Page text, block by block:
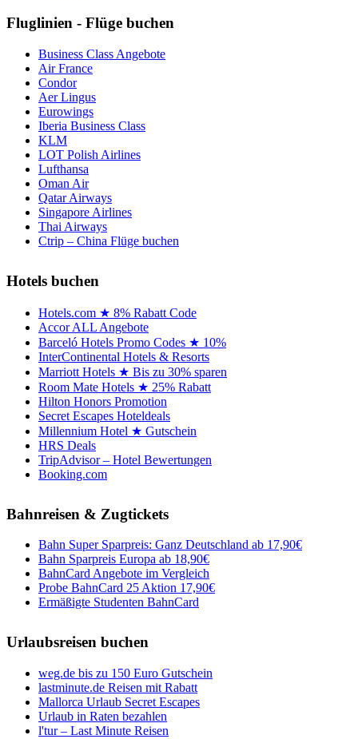
Fluglinien - Flüge buchen
Business Class Angebote
Air France
Condor
Aer Lingus
Eurowings
Iberia Business Class
KLM
LOT Polish Airlines
Lufthansa
Oman Air
Qatar Airways
Singapore Airlines
Thai Airways
Ctrip – China Flüge buchen
Hotels buchen
Hotels.com ★ 8% Rabatt Code
Accor ALL Angebote
Barceló Hotels Promo Codes ★ 10%
InterContinental Hotels & Resorts
Marriott Hotels ★ Bis zu 30% sparen
Room Mate Hotels ★ 25% Rabatt
Hilton Honors Promotion
Secret Escapes Hoteldeals
Millennium Hotel ★ Gutschein
HRS Deals
TripAdvisor – Hotel Bewertungen
Booking.com
Bahnreisen & Zugtickets
Bahn Super Sparpreis: Ganz Deutschland ab 17,90€
Bahn Sparpreis Europa ab 18,90€
BahnCard Angebote im Vergleich
Probe BahnCard 25 Aktion 17,90€
Ermäßigte Studenten BahnCard
Urlaubsreisen buchen
weg.de bis zu 150 Euro Gutschein
lastminute.de Reisen mit Rabatt
Mallorca Urlaub Secret Escapes
Urlaub in Raten bezahlen
l'tur – Last Minute Reisen